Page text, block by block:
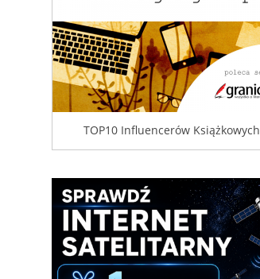
TOP10 Influencerów Książkowych